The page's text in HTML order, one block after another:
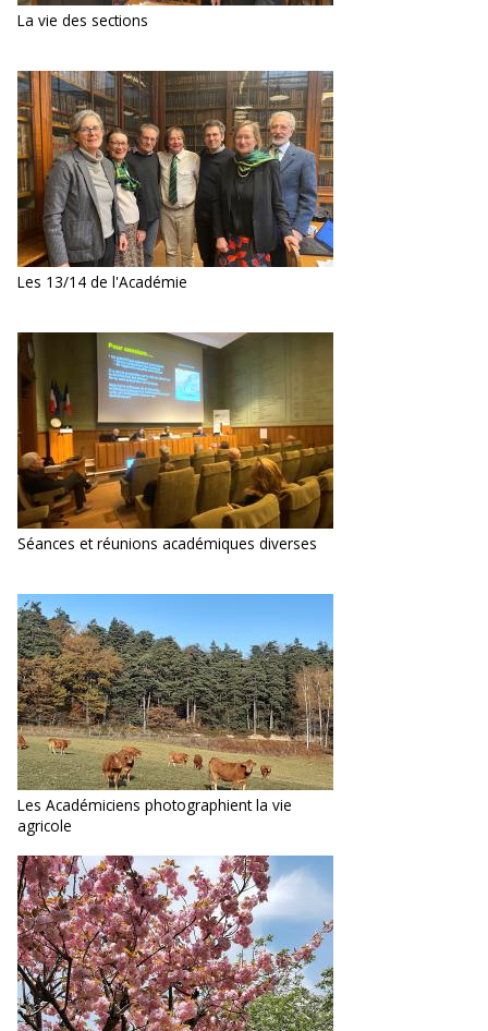
La vie des sections
Les 13/14 de l'Académie
Séances et réunions académiques diverses
Les Académiciens photographient la vie
agricole